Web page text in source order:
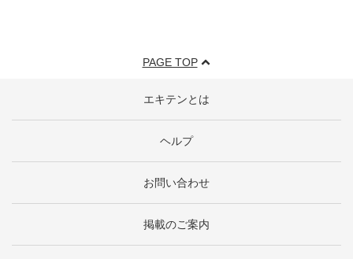
PAGE TOP
エキテンとは
ヘルプ
お問い合わせ
掲載のご案内